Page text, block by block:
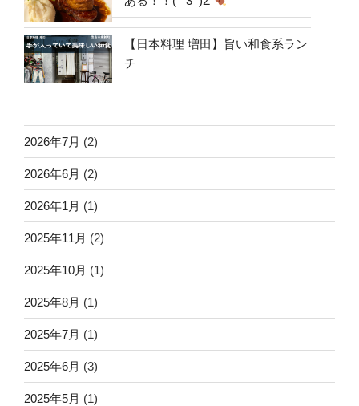
【日本料理 増田】旨い和食系ラン
チ
2026年7月 (2)
2026年6月 (2)
2026年1月 (1)
2025年11月 (2)
2025年10月 (1)
2025年8月 (1)
2025年7月 (1)
2025年6月 (3)
2025年5月 (1)